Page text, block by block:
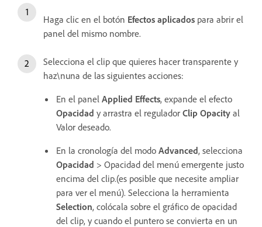
Haga clic en el botón Efectos aplicados para abrir el
panel del mismo nombre.
Selecciona el clip que quieres hacer transparente y
haz\nuna de las siguientes acciones:
En el panel Applied Effects, expande el efecto
Opacidad y arrastra el regulador Clip Opacity al
Valor deseado.
En la cronología del modo Advanced, selecciona
Opacidad > Opacidad del menú emergente justo
encima del clip.(es posible que necesite ampliar
para ver el menú). Selecciona la herramienta
Selection, colócala sobre el gráfico de opacidad
del clip, y cuando el puntero se convierta en un